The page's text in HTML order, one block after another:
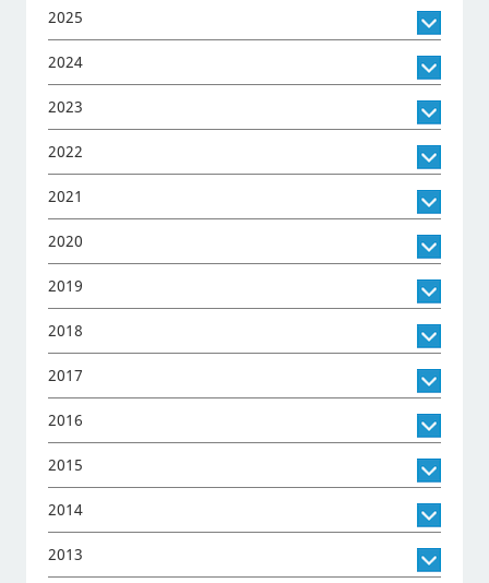
2025
2024
2023
2022
2021
2020
2019
2018
2017
2016
2015
2014
2013